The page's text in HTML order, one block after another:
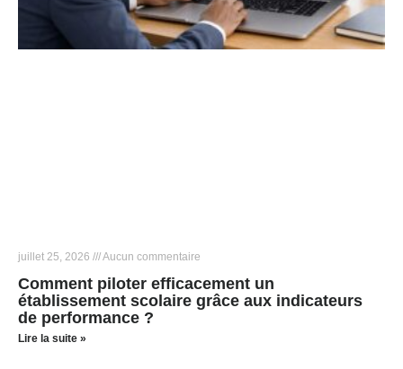
juillet 25, 2026 Aucun commentaire
Comment piloter efficacement un
établissement scolaire grâce aux indicateurs
de performance ?
Lire la suite »